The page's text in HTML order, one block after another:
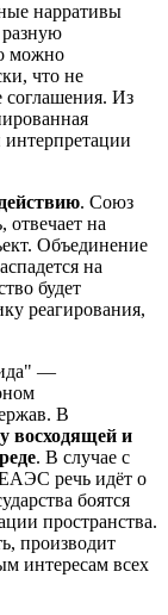
нарративы
можно
что не
соглашения. Из
. Союз
на
Объединение
на
будет
реагирования,
—
В
восходящей и
. В случае с
ЕАЭС речь идёт о
боятся
пространства.
производит
интересам всех